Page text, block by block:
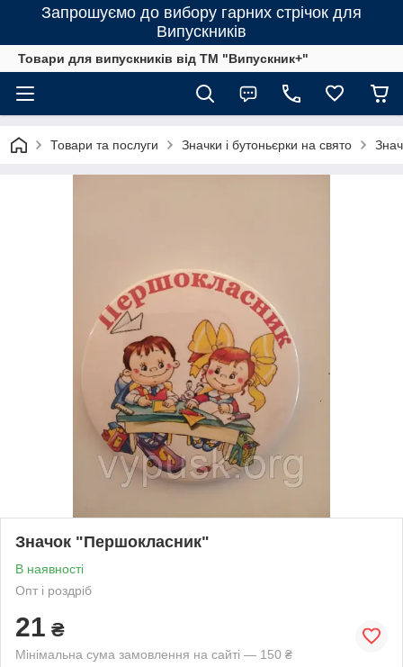
Запрошуємо до вибору гарних стрічок для
Випускників
Товари для випускників від ТМ "Випускник+"
Товари та послуги Значки і бутоньєрки на свято
Значок "Першокласник"
В наявності
Опт і роздріб
21 ₴
Мінімальна сума замовлення на сайті — 150 ₴